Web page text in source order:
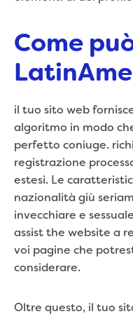
Come
il tuo sito web
algoritmo in modo
perfetto coniuge.
registrazione
estesi. Le
nazionalità giù
invecchiare e
assist the website a
voi pagine che
considerare.
Oltre questo, il tuo